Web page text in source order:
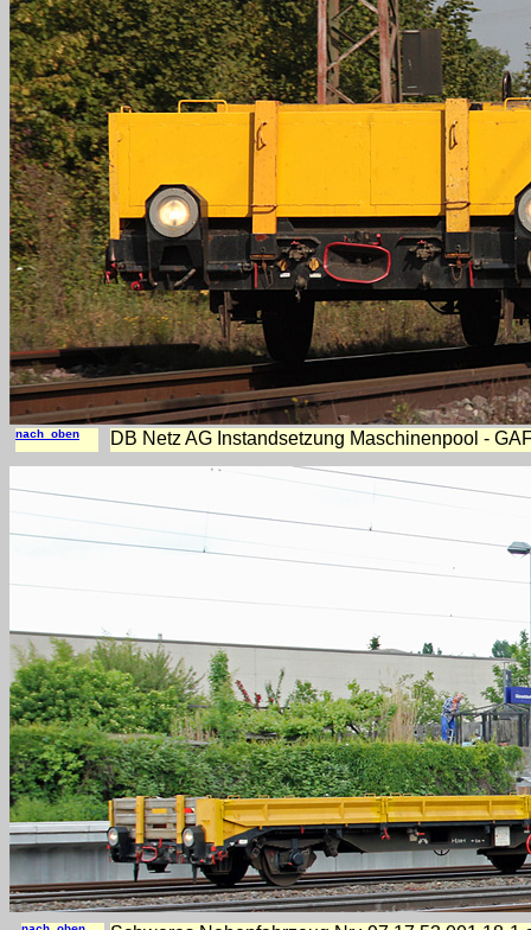
nach oben DB Netz AG Instandsetzung Maschinenpool -